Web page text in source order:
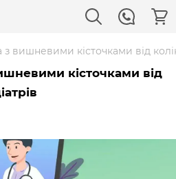
з вишневими кісточками від
кісточками від